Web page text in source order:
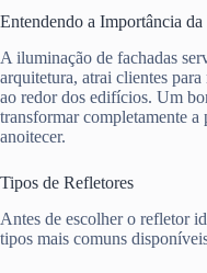
Entendendo a Importância
A iluminação de fachadas
arquitetura, atrai clientes para
ao redor dos edifícios. Um
transformar completamente a
anoitecer.
Tipos de Refletores
Antes de escolher o refletor
tipos mais comuns